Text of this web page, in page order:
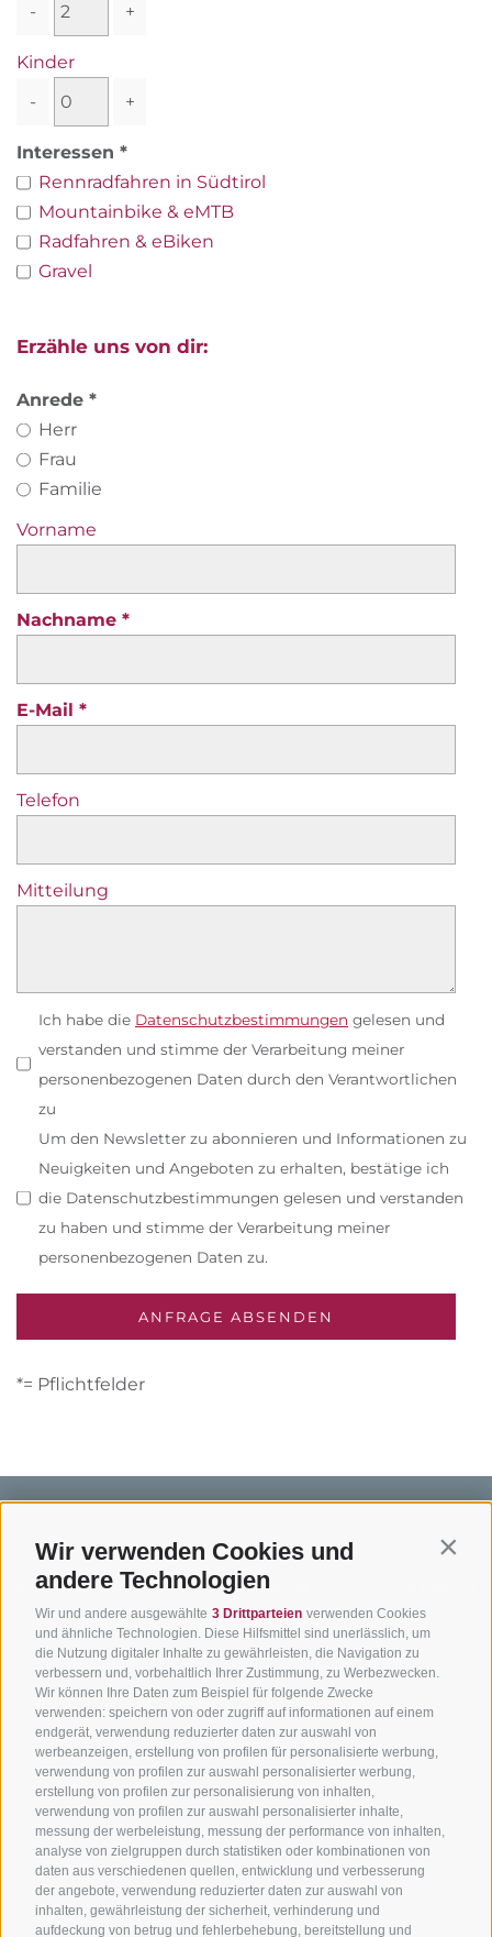
Wir verwenden Cookies und
andere Technologien
Wir und andere ausgewählte 3 Drittparteien verwenden Cookies
und ähnliche Technologien. Diese Hilfsmittel sind unerlässlich, um
die Nutzung digitaler Inhalte zu gewährleisten, die Navigation zu
verbessern und, vorbehaltlich Ihrer Zustimmung, zu Werbezwecken.
Wir können Ihre Daten zum Beispiel für folgende Zwecke
verwenden: speichern von oder zugriff auf informationen auf einem
endgerät, verwendung reduzierter daten zur auswahl von
werbeanzeigen, erstellung von profilen für personalisierte werbung,
verwendung von profilen zur auswahl personalisierter werbung,
erstellung von profilen zur personalisierung von inhalten,
verwendung von profilen zur auswahl personalisierter inhalte,
messung der werbeleistung, messung der performance von inhalten,
analyse von zielgruppen durch statistiken oder kombinationen von
daten aus verschiedenen quellen, entwicklung und verbesserung
der angebote, verwendung reduzierter daten zur auswahl von
inhalten, gewährleistung der sicherheit, verhinderung und
aufdeckung von betrug und fehlerbehebung, bereitstellung und
-
+
Kinder
-
+
Interessen
Rennradfahren in Südtirol
Mountainbike & eMTB
Radfahren & eBiken
Gravel
Erzähle uns von dir:
Anrede
Herr
Frau
Familie
Vorname
Nachname
E-Mail
Telefon
Mitteilung
Ich habe die Datenschutzbestimmungen gelesen und
verstanden und stimme der Verarbeitung meiner
personenbezogenen Daten durch den Verantwortlichen
zu
Um den Newsletter zu abonnieren und Informationen zu
Neuigkeiten und Angeboten zu erhalten, bestätige ich
die Datenschutzbestimmungen gelesen und verstanden
zu haben und stimme der Verarbeitung meiner
personenbezogenen Daten zu.
*= Pflichtfelder
BIKEHOTELS
SÜDTIROL
Hotels & Pakete
Urlaubspakete
Unsere Gutscheine
Hot Deals
Bike & Work
BIKEN IN
SÜDTIROL
Mountainbiken in
Südtirol
Rennradfahren in
Südtirol
Radwege in Südtirol
Bikeshops & Verleihe
Bike-Schulen
Tourenzentrale
Kontakt
Anreise
Zum